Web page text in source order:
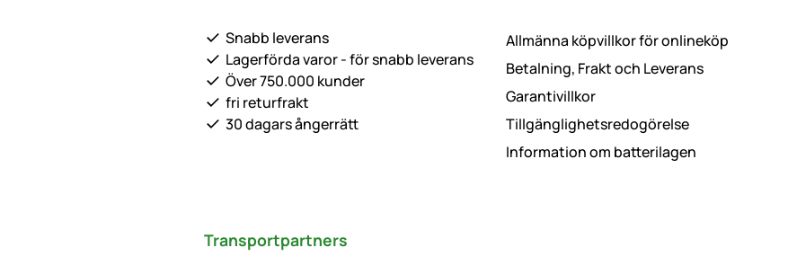
Snabb leverans
Lagerförda varor - för snabb leverans
Över 750.000 kunder
fri returfrakt
30 dagars ångerrätt
Allmänna köpvillkor för onlineköp
Betalning, Frakt och Leverans
Garantivillkor
Tillgänglighetsredogörelse
Information om batterilagen
Transportpartners